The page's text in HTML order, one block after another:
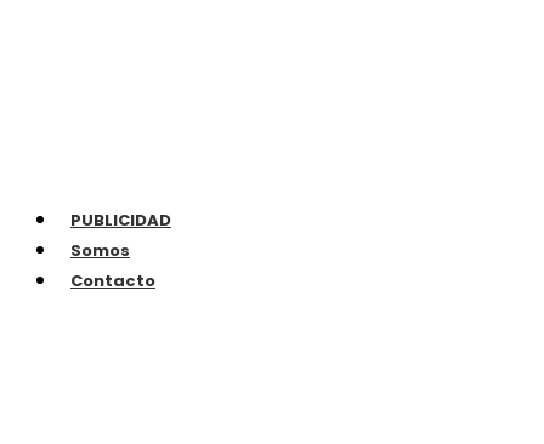
PUBLICIDAD
Somos
Contacto